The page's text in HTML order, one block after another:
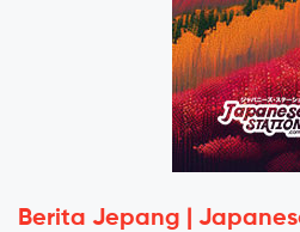
Berita Jepang |